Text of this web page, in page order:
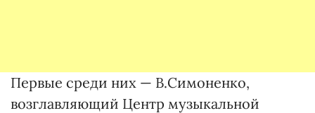
Первые среди них — В.Симоненко,
возглавляющий Центр музыкальной